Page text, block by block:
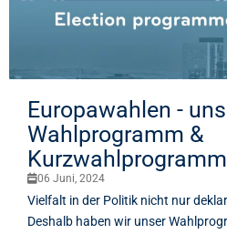
Europawahlen -
Wahlprogramm &
06 Juni, 2024
Vielfalt in der Politik nicht nur
Deshalb haben wir unser